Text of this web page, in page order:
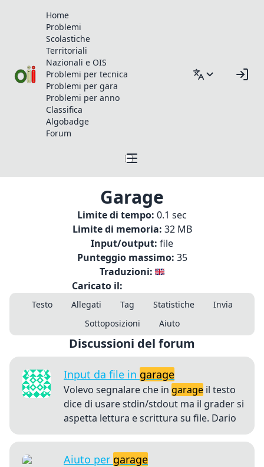
Home
Problemi
Scolastiche
Territoriali
Nazionali e OIS
Problemi per tecnica
Problemi per gara
Problemi per anno
Classifica
Algobadge
Forum
Garage
Limite di tempo: 0.1 sec
Limite di memoria: 32 MB
Input/output: file
Punteggio massimo: 35
Traduzioni:
Caricato il:
Testo Allegati Tag Statistiche
Invia
Sottoposizioni
Aiuto
Discussioni del forum
Input da file in garage
Volevo segnalare che in garage il testo
dice di usare stdin/stdout ma il grader si
aspetta lettura e scrittura su file. Dario
Aiuto per garage